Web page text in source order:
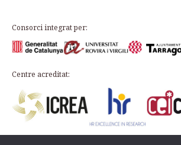
Consorci integrat per:
Centre acreditat: